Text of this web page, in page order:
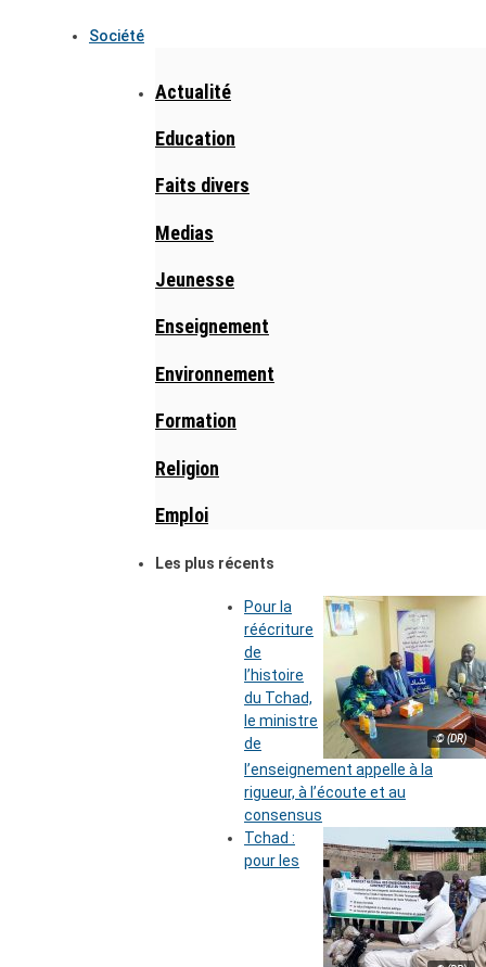
Société
Actualité
Education
Faits divers
Medias
Jeunesse
Enseignement
Environnement
Formation
Religion
Emploi
Les plus récents
© (DR)
Pour la
réécriture
de
l’histoire
du Tchad,
le ministre
de
l’enseignement appelle à la
rigueur, à l’écoute et au
consensus
Tchad :
pour les